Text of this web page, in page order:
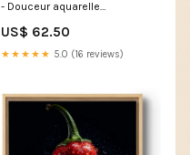
- Douceur aquarelle
US$ 62.50
★★★★★ 5.0 (16 reviews)